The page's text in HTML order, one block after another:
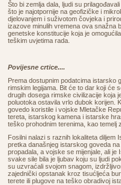
Što bi zemlja dala, ljudi su
što je najotpornije na geofizičke i
djelovanjem i suživotom čovjeka i
izazove minulih vremena ova snažna
genetske konstitucije koja je
teškim uvjetima rada.
Povijesne crtice....
Prema dostupnim podatcima istarsko
rimskim legijama. Bit će to dar koji će
drugih dosega rimske civilizacije koja
poluotoka ostavila vrlo dubok korijen.
govedo koristile i vojske Mletačke
tereta, istarskog kamena i istarske
teško prohodnim terenima, kao temelj
Fosilni nalazi s raznih lokaliteta diljem
pretka današnjeg istarskog goveda
propadala, a vojske se mijenjale, ali
svake sile bila je ljubav koju su ljudi
su uzvraćali svojom snagom,
zajednički opstanak kroz tisućljeća
terete ili plugove na teško obradivoj